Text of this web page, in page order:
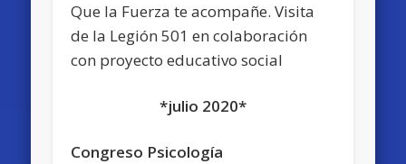
Que la Fuerza te acompañe. Visita
de la Legión 501 en colaboración
con proyecto educativo social
*julio 2020*
Congreso Psicología